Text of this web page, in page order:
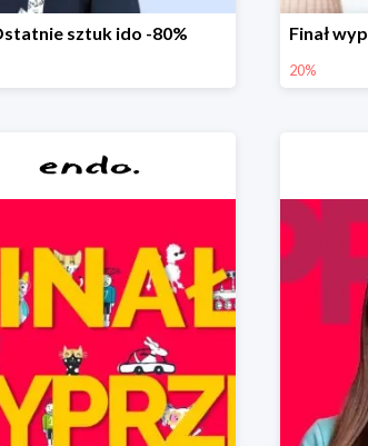
sztuk ido -80%
20%